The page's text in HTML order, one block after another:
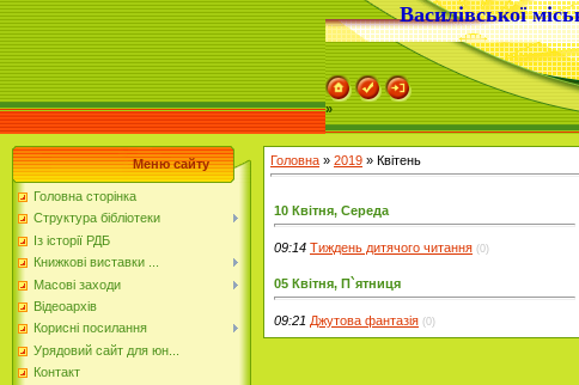
Василівської
»
Меню сайту
Головна сторінка
Структура бібліотеки
Із історії РДБ
Книжкові виставки ...
Масові заходи
Відеоархів
Корисні посилання
Урядовий сайт для юн...
Контакт
Головна » 2019 » Квітень
10 Квітня, Середа
09:14 Тиждень дитячого читання (0)
05 Квітня, П`ятниця
09:21 Джутова фантазія (0)